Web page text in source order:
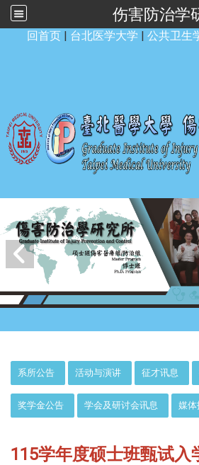
伤害防治学
回首页 | 台北医学大学 | 公共卫生
系所公告 活动与演讲 征才讯息
奖学金公告 学会及研讨会讯息 媒体
115学年度硕士班甄试入